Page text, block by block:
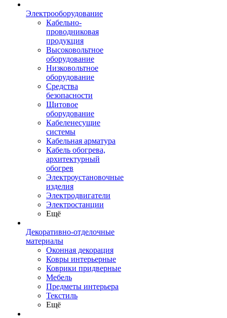
Электрооборудование
Кабельно-
проводниковая
продукция
Высоковольтное
оборудование
Низковольтное
оборудование
Средства
безопасности
Щитовое
оборудование
Кабеленесущие
системы
Кабельная арматура
Кабель обогрева,
архитектурный
обогрев
Электроустановочные
изделия
Электродвигатели
Электростанции
Ещё
Декоративно-отделочные
материалы
Оконная декорация
Ковры интерьерные
Коврики придверные
Мебель
Предметы интерьера
Текстиль
Ещё